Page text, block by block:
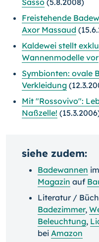
Freistehende
Axor Massaud
Kaldewei stellt
Wannenmodelle vor
Symbionten: ovale
Verkleidung
Mit "Rossovivo":
Naßzelle!
siehe zudem:
Badewannen im
Magazin auf
Literatur /
Badezimmer,
Beleuchtung,
bei Amazon